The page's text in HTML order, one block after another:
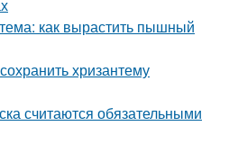
как вырастить пышный
хризантему
считаются обязательными